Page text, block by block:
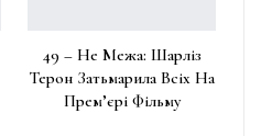
49 – Не Межа: Шарліз
Терон Затьмарила Всіх На
Прем’єрі Фільму